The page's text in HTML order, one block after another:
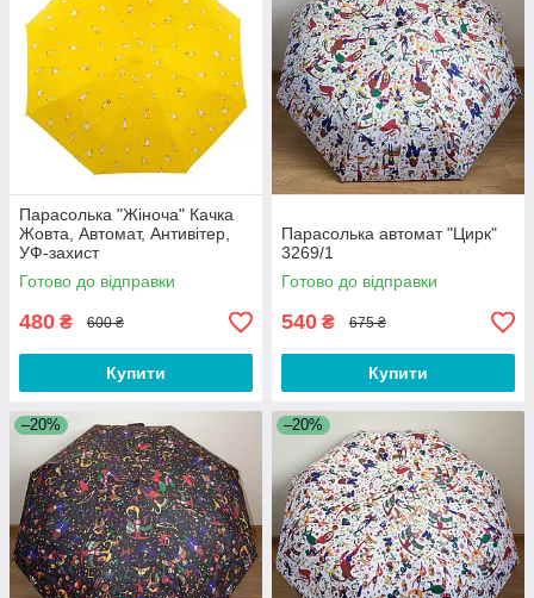
Парасолька "Жіноча" Качка
Жовта, Автомат, Антивітер,
УФ-захист
Готово до відправки
480 ₴ 600 ₴
Купити
Парасолька автомат "Цирк"
3269/1
Готово до відправки
540 ₴ 675 ₴
Купити
–20% –20%